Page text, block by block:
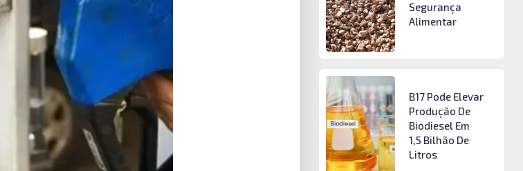
Segurança
Alimentar
B17 Pode Elevar
Produção De
Biodiesel Em
1,5 Bilhão De
Litros